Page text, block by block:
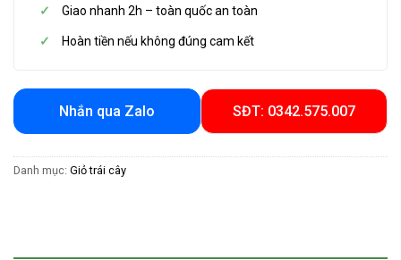
Giao nhanh 2h – toàn quốc an toàn
Hoàn tiền nếu không đúng cam kết
Nhắn qua Zalo SĐT: 0342.575.007
Danh mục: Giỏ trái cây